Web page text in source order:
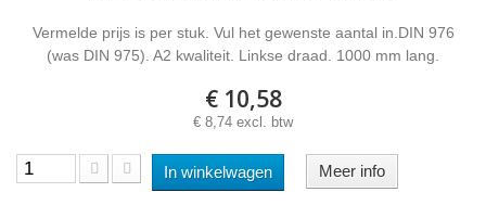
Vermelde prijs is per stuk. Vul het gewenste aantal in.DIN 976
(was DIN 975). A2 kwaliteit. Linkse draad. 1000 mm lang.
€ 10,58
€ 8,74 excl. btw
In winkelwagen Meer info